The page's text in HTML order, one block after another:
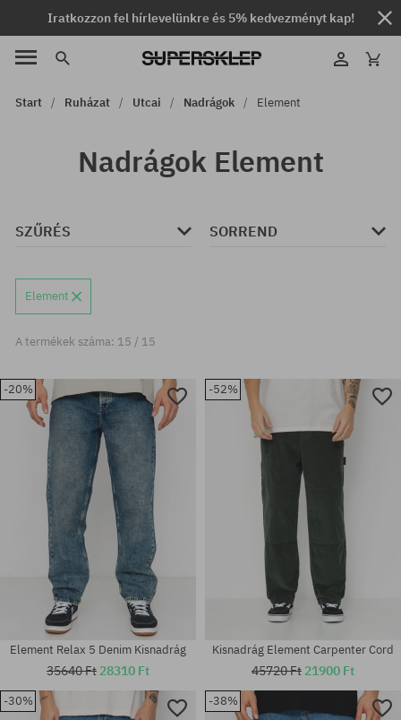
Iratkozzon fel hírlevelünkre és 5% kedvezményt kap!
Start Ruházat Utcai Nadrágok Element
Nadrágok Element
SZŰRÉS SORREND
Element
A termékek száma: 15 / 15
-20%
Element Relax 5 Denim Kisnadrág
35640 Ft 28310 Ft
-52%
Kisnadrág Element Carpenter Cord
45720 Ft 21900 Ft
-30% -38%